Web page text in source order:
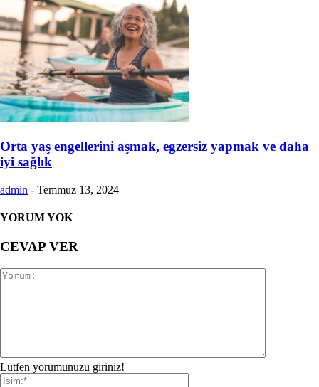
Orta yaş engellerini aşmak, egzersiz yapmak ve daha
iyi sağlık
admin - Temmuz 13, 2024
YORUM YOK
CEVAP VER
Lütfen yorumunuzu giriniz!